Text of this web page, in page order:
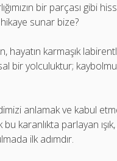
bir parçası gibi
sunar bize?
hayatın karmaşık
bir yolculuktur;
anlamak ve kabul
karanlıkta parlayan
ilk adımdır.